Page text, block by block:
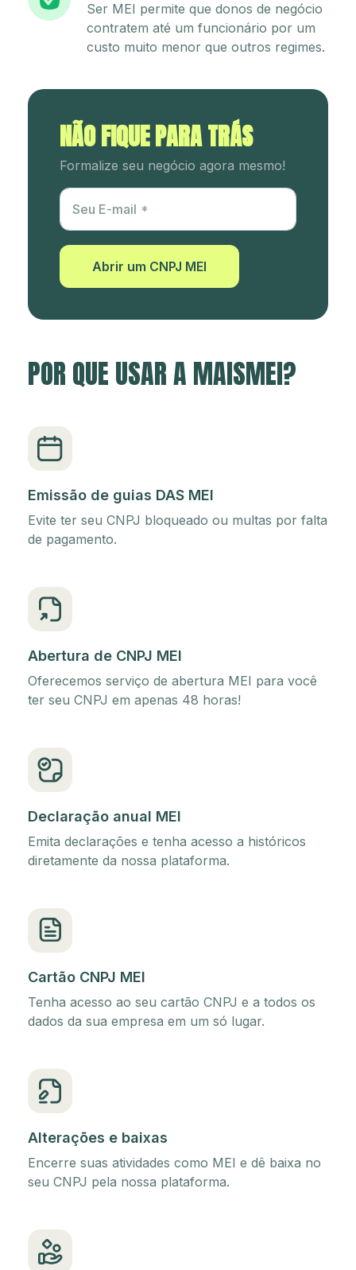
Ser MEI permite que donos de negócio
contratem até um funcionário por um
custo muito menor que outros regimes.
NÃO FIQUE PARA TRÁS
Formalize seu negócio agora mesmo!
Utm Content
Seu E-mail
Abrir um CNPJ MEI
POR QUE USAR A MAISMEI?
Emissão de guias DAS MEI
Evite ter seu CNPJ bloqueado ou multas por falta
de pagamento.
Abertura de CNPJ MEI
Oferecemos serviço de abertura MEI para você
ter seu CNPJ em apenas 48 horas!
Declaração anual MEI
Emita declarações e tenha acesso a históricos
diretamente da nossa plataforma.
Cartão CNPJ MEI
Tenha acesso ao seu cartão CNPJ e a todos os
dados da sua empresa em um só lugar.
Alterações e baixas
Encerre suas atividades como MEI e dê baixa no
seu CNPJ pela nossa plataforma.